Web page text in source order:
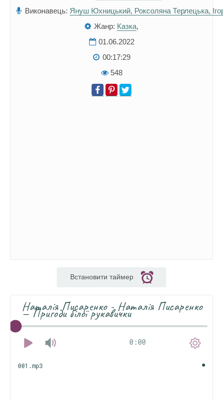
Виконавець: Януш Юхницький, Роксоляна Терлецька,
Жанр: Казка,
01.06.2022
00:17:29
548
Встановити таймер
Наталія Писаренко - Наталія Писаренко
— Пригоди білої рукавички
0:00
001.mp3